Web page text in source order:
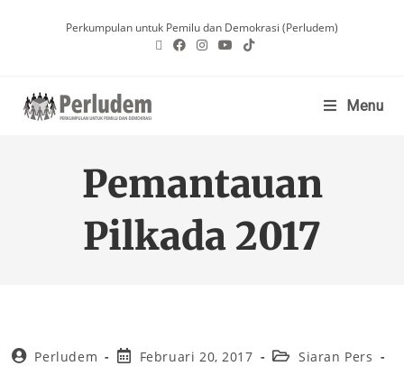
Perkumpulan untuk Pemilu dan Demokrasi (Perludem)
Menu
Pemantauan
Pilkada 2017
Perludem Februari 20, 2017
Siaran Pers